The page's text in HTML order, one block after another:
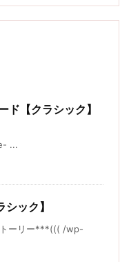
ド【クラシック】
...
ック】
ーリー***((( /wp-